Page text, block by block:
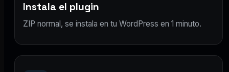
Instala el plugin
ZIP normal, se instala en tu WordPress en 1 minuto.